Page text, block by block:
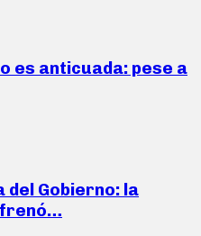
es anticuada: pese a
Gobierno: la
frenó…